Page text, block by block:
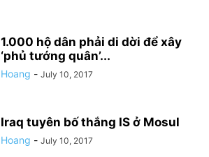
1.000 hộ dân phải di dời để xây
‘phủ tướng quân’...
Hoang - July 10, 2017
Iraq tuyên bố thắng IS ở Mosul
Hoang - July 10, 2017